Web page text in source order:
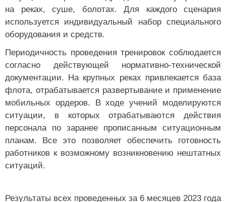
на реках, суше, болотах. Для каждого сценария
используется индивидуальный набор специального
оборудования и средств.
Периодичность проведения тренировок соблюдается
согласно действующей нормативно-технической
документации. На крупных реках привлекается база
флота, отрабатывается развертывание и применение
мобильных ордеров. В ходе учений моделируются
ситуации, в которых отрабатываются действия
персонала по заранее прописанным ситуационным
планам. Все это позволяет обеспечить готовность
работников к возможному возникновению нештатных
ситуаций.
Результаты всех проведенных за 6 месяцев 2023 года